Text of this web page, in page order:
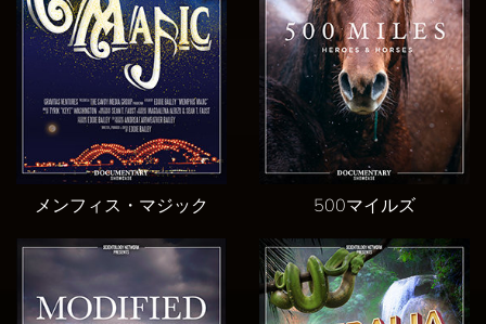
メンフィス・マジック 500マイルズ